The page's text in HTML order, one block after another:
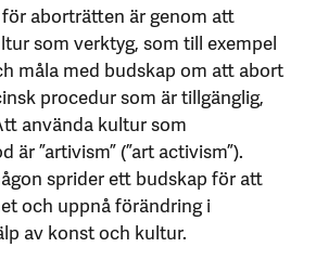
aborträtten är genom att
som verktyg, som till exempel
måla med budskap om att abort
procedur som är tillgänglig,
använda kultur som
”artivism” (”art activism”).
sprider ett budskap för att
och uppnå förändring i
av konst och kultur.